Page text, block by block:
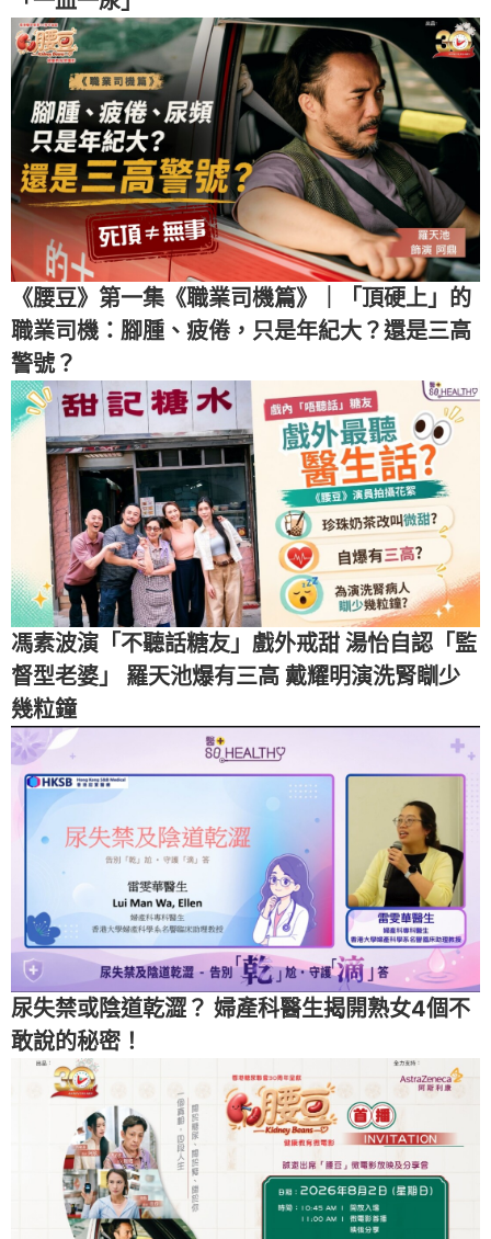
《腰豆》第一集《職業司機篇》｜「頂硬上」的
職業司機：腳腫、疲倦，只是年紀大？還是三高
警號？
馮素波演「不聽話糖友」戲外戒甜 湯怡自認「監
督型老婆」 羅天池爆有三高 戴耀明演洗腎瞓少
幾粒鐘
尿失禁或陰道乾澀？ 婦產科醫生揭開熟女4個不
敢說的秘密！